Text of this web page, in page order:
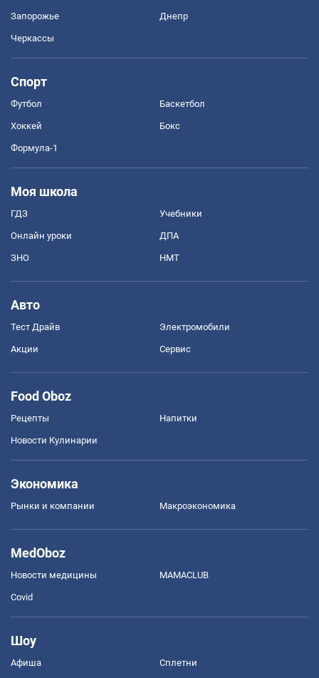
Запорожье Днепр
Черкассы
Спорт
Футбол Баскетбол
Хоккей Бокс
Формула-1
Моя школа
ГДЗ Учебники
Онлайн уроки ДПА
ЗНО НМТ
Авто
Тест Драйв Электромобили
Акции Сервис
Food Oboz
Рецепты Напитки
Новости Кулинарии
Экономика
Рынки и компании Mакроэкономика
MedOboz
Новости медицины MAMACLUB
Covid
Шоу
Афиша Сплетни